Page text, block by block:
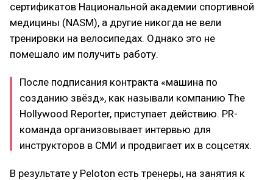
сертификатов Национальной академии спортивной
медицины (NASM), а другие никогда не вели
тренировки на велосипедах. Однако это не
помешало им получить работу.
После подписания контракта «машина по
созданию звёзд», как называли компанию The
Hollywood Reporter, приступает действию. PR-
команда организовывает интервью для
инструкторов в СМИ и продвигает их в соцсетях.
В результате у Peloton есть тренеры, на занятия к